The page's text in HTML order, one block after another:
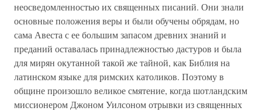
неосведомленностью их священных писаний. Они знали
основные положения веры и были обучены обрядам, но
сама Авеста с ее большим запасом древних знаний и
преданий оставалась принадлежностью дастуров и была
для мирян окутанной такой же тайной, как Библия на
латинском языке для римских католиков. Поэтому в
общине произошло великое смятение, когда шотландским
миссионером Джоном Уилсоном отрывки из священных